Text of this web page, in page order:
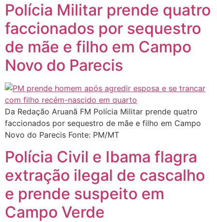
Polícia Militar prende quatro
faccionados por sequestro
de mãe e filho em Campo
Novo do Parecis
Da Redação Aruanã FM Polícia Militar prende quatro
faccionados por sequestro de mãe e filho em Campo
Novo do Parecis Fonte: PM/MT
Polícia Civil e Ibama flagra
extração ilegal de cascalho
e prende suspeito em
Campo Verde